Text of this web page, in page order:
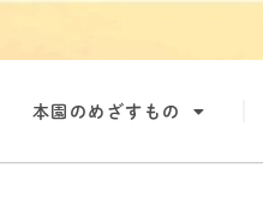
本園のめざすもの